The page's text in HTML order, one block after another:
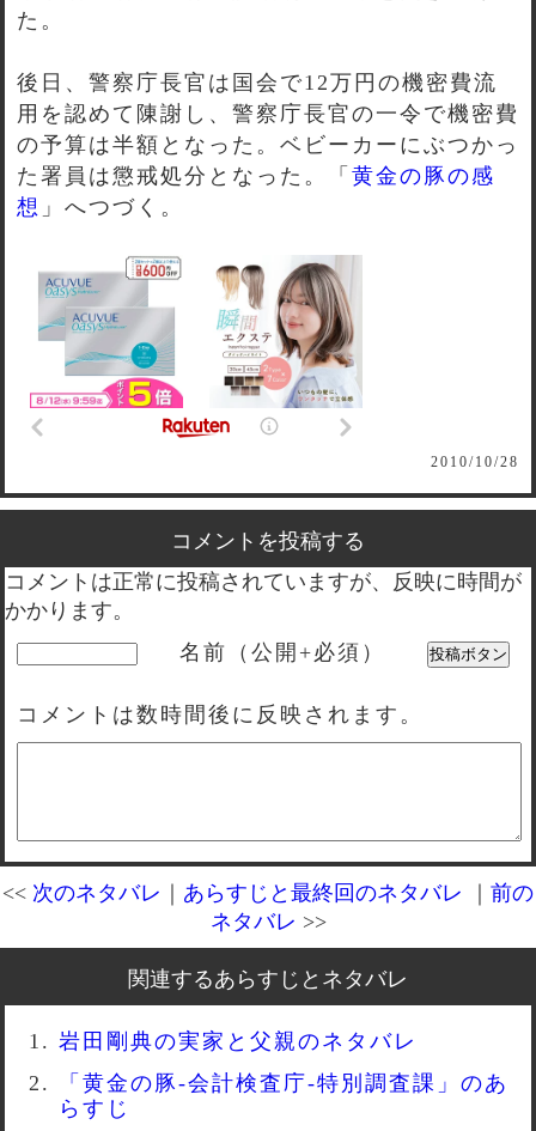
た。
後日、警察庁長官は国会で12万円の機密費流
用を認めて陳謝し、警察庁長官の一令で機密費
の予算は半額となった。ベビーカーにぶつかっ
た署員は懲戒処分となった。「 黄金の豚の感
想 」へつづく。
2010/10/28
コメントを投稿する
コメントは正常に投稿されていますが、反映に時間が
かかります。
名前（公開+必須）
コメントは数時間後に反映されます。
<< 次のネタバレ ｜ あらすじと最終回のネタバレ ｜ 前の
ネタバレ >>
関連するあらすじとネタバレ
岩田剛典の実家と父親のネタバレ
「黄金の豚-会計検査庁-特別調査課」のあ
らすじ